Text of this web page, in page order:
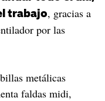
trabajo, gracias a
por las
metálicas
faldas midi,